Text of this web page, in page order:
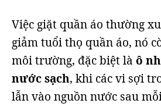
Việc giặt quần áo thường
giảm tuổi thọ quần áo, nó
môi trường, đặc biệt là ô
nước sạch, khi các vi sợi
lẫn vào nguồn nước sau